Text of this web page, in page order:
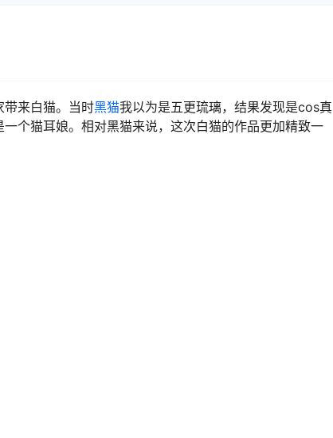
带来白猫。当时黑猫我以为是五更琉璃，结果发现是cos真
个猫耳娘。相对黑猫来说，这次白猫的作品更加精致一